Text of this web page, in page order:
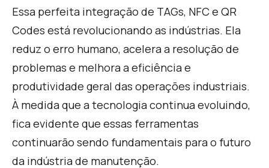
Essa perfeita integração de TAGs, NFC e QR
Codes está revolucionando as indústrias. Ela
reduz o erro humano, acelera a resolução de
problemas e melhora a eficiência e
produtividade geral das operações industriais.
À medida que a tecnologia continua evoluindo,
fica evidente que essas ferramentas
continuarão sendo fundamentais para o futuro
da indústria de manutenção.